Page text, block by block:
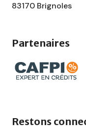
83170 Brignoles
Partenaires
Restons